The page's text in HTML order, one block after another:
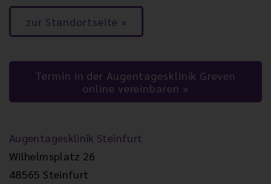
zur Standortseite
Termin in der Augentagesklinik Greven
online vereinbaren
Augentagesklinik Steinfurt
Wilhelmsplatz 26
48565 Steinfurt